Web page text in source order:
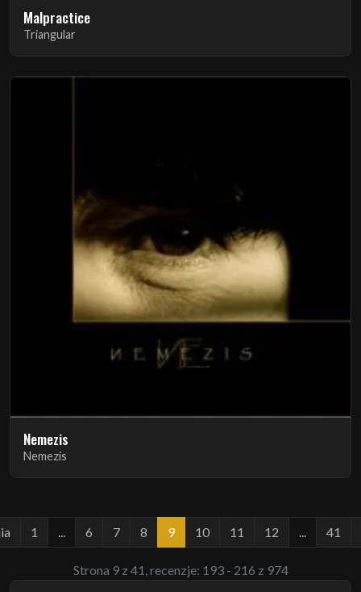
Malpractice
Triangular
Nemezis
Nemezis
1 6 7 8 9 10 11 12 41
Strona 9 z 41, recenzje: 193 - 216 z 974